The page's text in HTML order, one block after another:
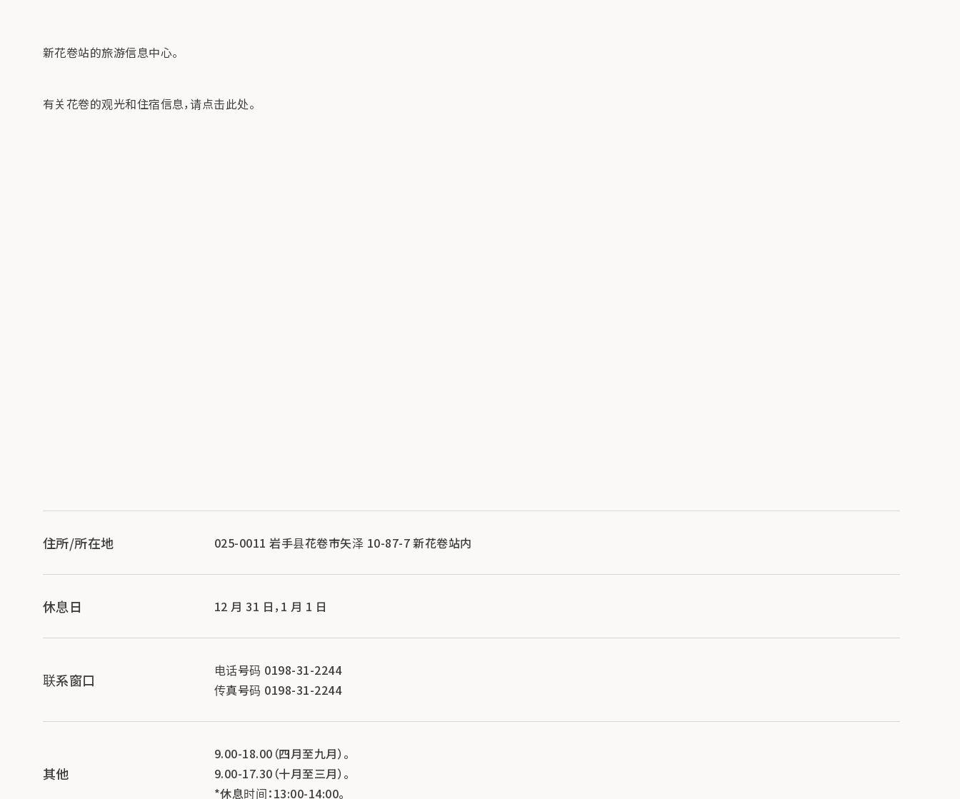
新花卷站的旅游信息中心。
有关花卷的观光和住宿信息，请点击此处。
住所/所在地 025-0011 岩手县花卷市矢泽 10-87-7 新花卷站内
休息日 12 月 31 日，1 月 1 日
联系窗口
电话号码 0198-31-2244
传真号码 0198-31-2244
其他
9.00-18.00（四月至九月）。
9.00-17.30（十月至三月）。
*休息时间：13:00-14:00。